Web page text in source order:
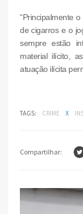
“Principalmente
de cigarros e o
sempre estão
material ilícito,
atuação ilícita
TAGS: CRIME X
Compartilhar: